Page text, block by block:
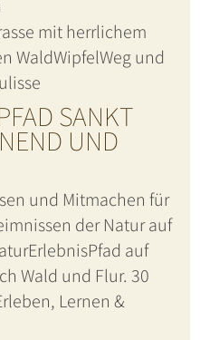
mit herrlichem
WaldWipfelWeg und
SANKT
UND
und Mitmachen für
der Natur auf
auf
Wald und Flur. 30
Lernen &